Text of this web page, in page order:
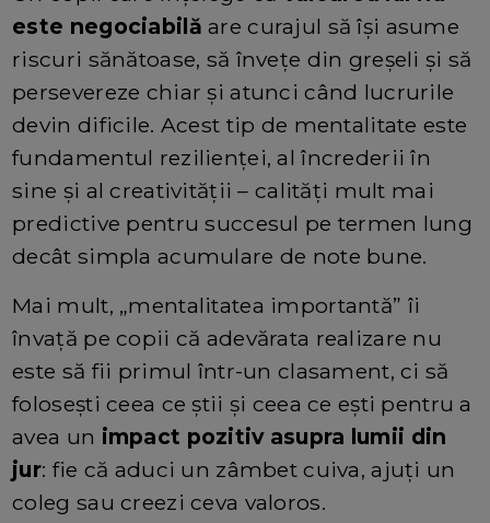
este negociabilă are curajul să își asume
riscuri sănătoase, să învețe din greșeli și să
persevereze chiar și atunci când lucrurile
devin dificile. Acest tip de mentalitate este
fundamentul rezilienței, al încrederii în
sine și al creativității – calități mult mai
predictive pentru succesul pe termen lung
decât simpla acumulare de note bune.
Mai mult, „mentalitatea importantă” îi
învață pe copii că adevărata realizare nu
este să fii primul într-un clasament, ci să
folosești ceea ce știi și ceea ce ești pentru a
avea un impact pozitiv asupra lumii din
jur: fie că aduci un zâmbet cuiva, ajuți un
coleg sau creezi ceva valoros.